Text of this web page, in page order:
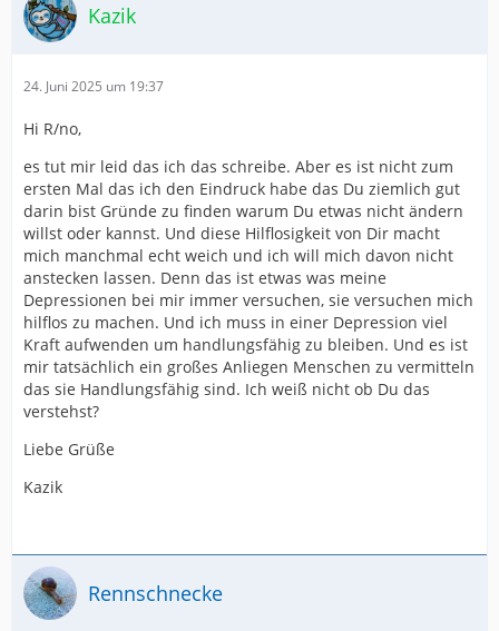
Kazik
24. Juni 2025 um 19:37
Hi R/no,
es tut mir leid das ich das schreibe. Aber es ist nicht zum
ersten Mal das ich den Eindruck habe das Du ziemlich gut
darin bist Gründe zu finden warum Du etwas nicht ändern
willst oder kannst. Und diese Hilflosigkeit von Dir macht
mich manchmal echt weich und ich will mich davon nicht
anstecken lassen. Denn das ist etwas was meine
Depressionen bei mir immer versuchen, sie versuchen mich
hilflos zu machen. Und ich muss in einer Depression viel
Kraft aufwenden um handlungsfähig zu bleiben. Und es ist
mir tatsächlich ein großes Anliegen Menschen zu vermitteln
das sie Handlungsfähig sind. Ich weiß nicht ob Du das
verstehst?
Liebe Grüße
Kazik
Rennschnecke